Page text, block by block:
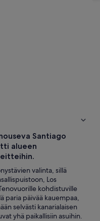
Santiago
alueen
valinta, sillä
Los
kohdistuville
paria päivää kauempaa,
selvästi kanarialaisen
yhä paikallisiin asuihin.